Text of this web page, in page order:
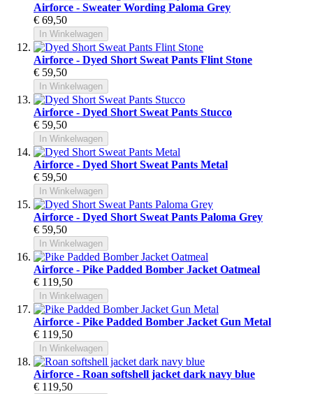
Airforce - Sweater Wording Paloma Grey
€ 69,50
In Winkelwagen
Airforce - Dyed Short Sweat Pants Flint Stone
€ 59,50
In Winkelwagen
Airforce - Dyed Short Sweat Pants Stucco
€ 59,50
In Winkelwagen
Airforce - Dyed Short Sweat Pants Metal
€ 59,50
In Winkelwagen
Airforce - Dyed Short Sweat Pants Paloma Grey
€ 59,50
In Winkelwagen
Airforce - Pike Padded Bomber Jacket Oatmeal
€ 119,50
In Winkelwagen
Airforce - Pike Padded Bomber Jacket Gun Metal
€ 119,50
In Winkelwagen
Airforce - Roan softshell jacket dark navy blue
€ 119,50